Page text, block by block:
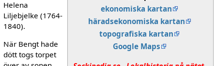
ekonomiska kartan
häradsekonomiska kartan
topografiska kartan
Google Maps
Helena
Liljebjelke (1764-
1840).
När Bengt hade
dött togs torpet